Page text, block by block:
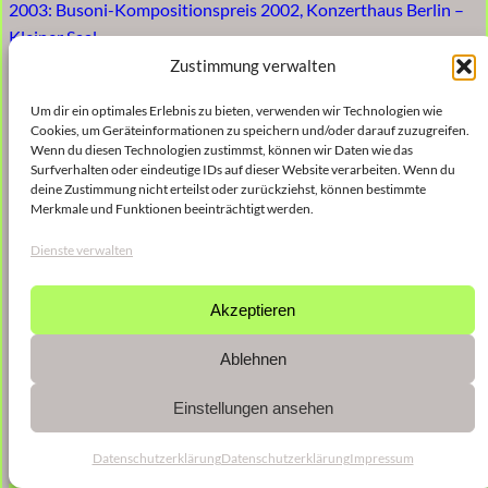
Zustimmung verwalten
Um dir ein optimales Erlebnis zu bieten, verwenden wir Technologien wie
Cookies, um Geräteinformationen zu speichern und/oder darauf zuzugreifen.
Wenn du diesen Technologien zustimmst, können wir Daten wie das
Surfverhalten oder eindeutige IDs auf dieser Website verarbeiten. Wenn du
deine Zustimmung nicht erteilst oder zurückziehst, können bestimmte
Merkmale und Funktionen beeinträchtigt werden.
Dienste verwalten
Akzeptieren
Ablehnen
Einstellungen ansehen
DatenschutzerklärungDatenschutzerklärungImpressum
2003: Busoni-Kompositionspreis 2002, Konzerthaus Berlin –
Kleiner Saal
2017: Busoni-Kompositionspreis 2017, Akademie der Künste
– Plenarsaal